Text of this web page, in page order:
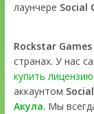
лаунчере Social
Rockstar Games
странах. У нас
купить лицензию
аккаунтом
Акула. Мы